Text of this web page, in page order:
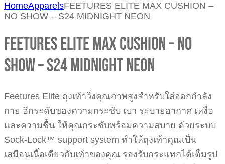
HomeApparelsFEETURES ELITE MAX CUSHION –
NO SHOW – S24 MIDNIGHT NEON
FEETURES ELITE MAX CUSHION – NO
SHOW – S24 MIDNIGHT NEON
Feetures Elite ถุงเท้าวิ่งคุณภาพสูงสำหรับใส่ออกกำลัง
กาย อีกระดับของความกระชับ เบา ระบายอากาศ เหงื่อ
และความชื้น ให้คุณกระชับพร้อมความสบาย ด้วยระบบ
Sock-Lock™ support system ทำให้ถุงเท้าคุณเป็น
เสมือนเนื้อเดียวกับเท้าของคุณ รองรับกระแทกได้เต็มรูป